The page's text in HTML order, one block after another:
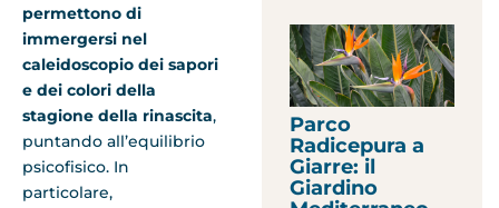
permettono di
immergersi nel
caleidoscopio dei sapori
e dei colori della
stagione della rinascita,
puntando all’equilibrio
psicofisico. In
particolare,
Parco
Radicepura a
Giarre: il
Giardino